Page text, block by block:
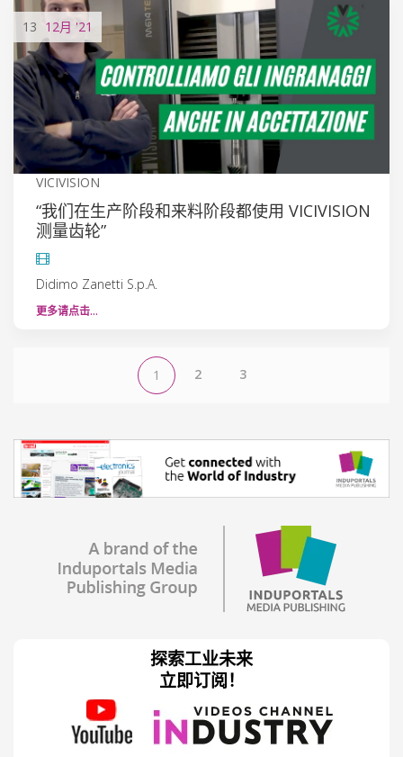
13 12月 '21
VICIVISION
“我们在生产阶段和来料阶段都使用 VICIVISION
测量齿轮”
Didimo Zanetti S.p.A.
更多请点击…
1 2 3
探索工业未来
立即订阅！